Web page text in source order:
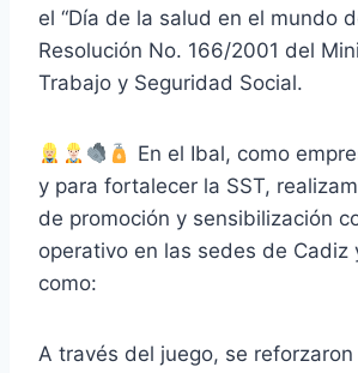
el “Día de la salud en el mundo
Resolución No. 166/2001 del
Trabajo y Seguridad Social.
En el Ibal, como
y para fortalecer la SST,
de promoción y sensibilización
operativo en las sedes de Cadiz
como:
A través del juego, se